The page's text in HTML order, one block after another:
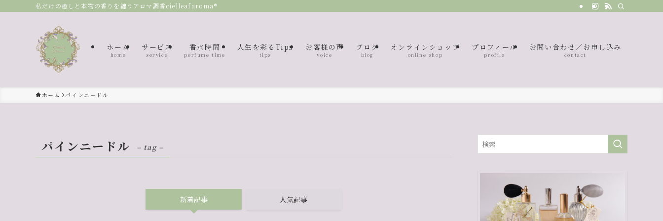
私だけの癒しと本物の香りを纏うアロマ調香cielleafaroma®
ホーム
home
サービス
service
香水時間
perfume time
人生を彩るTips
tips
お客様の声
voice
ブログ
blog
オンラインショップ
online shop
プロフィール
profile
お問い合わせ／お申し込み
contact
ホーム パインニードル
パインニードル – tag –
新着記事 人気記事